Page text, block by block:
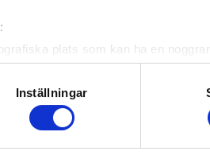
plats som kan ha en
skanna den för specifika
uppgifter behandlas och ställ in
helst från cookie-förklaringen.
anpassa innehållet och
Inställningar